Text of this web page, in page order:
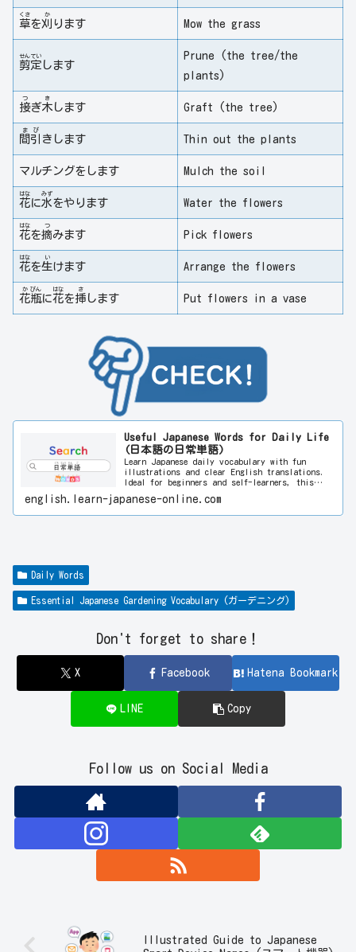
草
くさ
を刈
か
ります Mow the grass
剪
せん
定
てい
します
Prune (the tree/the
plants)
接
つ
ぎ木
き
します Graft (the tree)
間
ま
引
び
きします Thin out the plants
マルチングをします Mulch the soil
花
はな
に水
みず
をやります Water the flowers
花
はな
を摘
つ
みます Pick flowers
花
はな
を生
い
けます Arrange the flowers
花
か
瓶
びん
に花
はな
を挿
さ
します Put flowers in a vase
Useful Japanese Words for Daily Life
(日本語の日常単語)
Learn Japanese daily vocabulary with fun
illustrations and clear English translations.
Ideal for beginners and self-learners, this
visual approach helps you improve language
skills quickly and enjoyably. Start learning
Japanese today!
english.learn-japanese-online.com
Daily Words
Essential Japanese Gardening Vocabulary (ガーデニング)
Don't forget to share！
X Facebook Hatena Bookmark
LINE Copy
Follow us on Social Media
Illustrated Guide to Japanese